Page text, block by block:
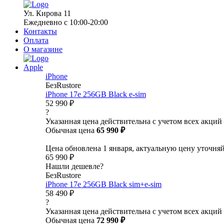
Ул. Кирова 11
Ежедневно с 10:00-20:00
Контакты
Оплата
О магазине
Apple
iPhone
БезRustore
iPhone 17e 256GB Black e-sim
52 990 ₽
?
Указанная цена действительна с учетом всех акций
Обычная цена 65 990 ₽
Цена обновлена 1 января, актуальную цену
65 990 ₽
Нашли дешевле?
БезRustore
iPhone 17e 256GB Black sim+e-sim
58 490 ₽
?
Указанная цена действительна с учетом всех акций
Обычная цена 72 990 ₽